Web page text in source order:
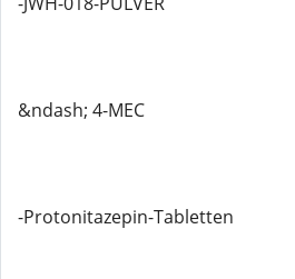
&ndash; 4-MEC
-Protonitazepin-Tabletten